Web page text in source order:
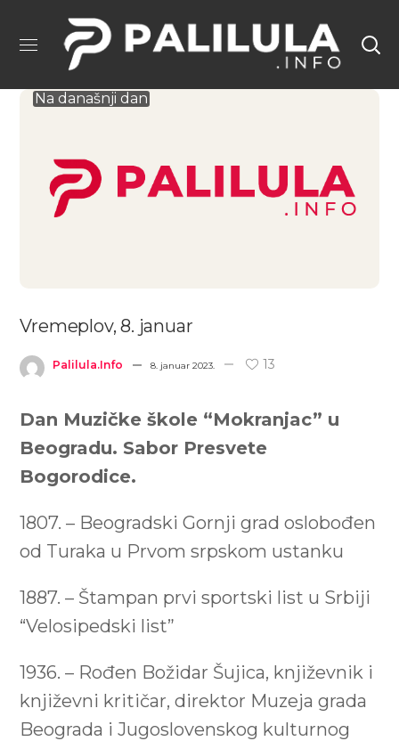
Na današnji dan
Vremeplov, 8. januar
Palilula.info 8. januar 2023. 13
Dan Muzičke škole “Mokranjac” u
Beogradu. Sabor Presvete
Bogorodice.
1807. – Beogradski Gornji grad oslobođen
od Turaka u Prvom srpskom ustanku
1887. – Štampan prvi sportski list u Srbiji
“Velosipedski list”
1936. – Rođen Božidar Šujica, književnik i
književni kritičar, direktor Muzeja grada
Beograda i Jugoslovenskog kulturnog